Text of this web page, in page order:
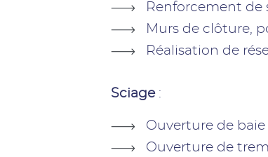
Renforcement de
Murs de clôture,
Réalisation de
Sciage:
Ouverture de baie
Ouverture de